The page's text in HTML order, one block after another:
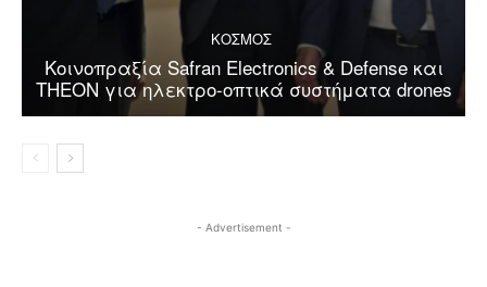
ΚΟΣΜΟΣ
Κοινοπραξία Safran Electronics & Defense και
THEON για ηλεκτρο-οπτικά συστήματα drones
- Advertisement -